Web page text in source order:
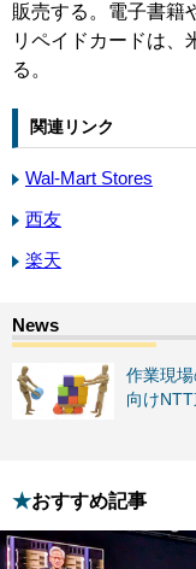
販売する。電子書籍
リペイドカードは、
る。
関連リンク
Wal-Mart Stores
西友
楽天
作業現
向け
おすすめ記事